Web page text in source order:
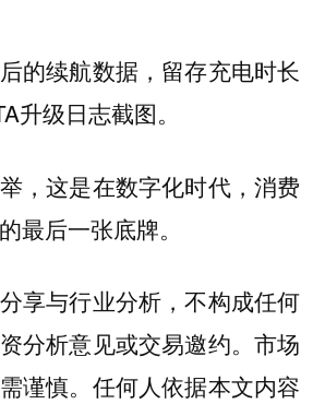
的续航数据，留存充电时长
升级日志截图。
，这是在数字化时代，消费
最后一张底牌。
享与行业分析，不构成任何
分析意见或交易邀约。市场
谨慎。任何人依据本文内容